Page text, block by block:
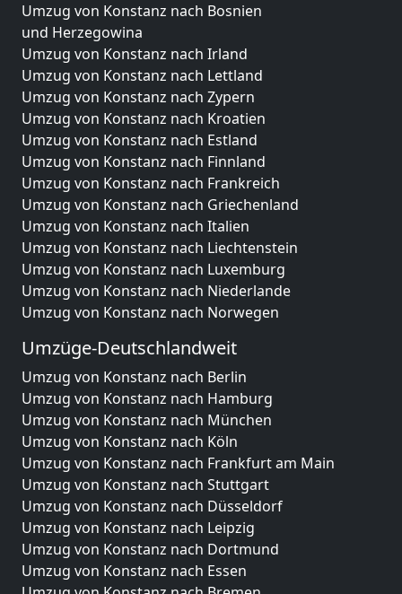
Umzug von Konstanz nach Bosnien
und Herzegowina
Umzug von Konstanz nach Irland
Umzug von Konstanz nach Lettland
Umzug von Konstanz nach Zypern
Umzug von Konstanz nach Kroatien
Umzug von Konstanz nach Estland
Umzug von Konstanz nach Finnland
Umzug von Konstanz nach Frankreich
Umzug von Konstanz nach Griechenland
Umzug von Konstanz nach Italien
Umzug von Konstanz nach Liechtenstein
Umzug von Konstanz nach Luxemburg
Umzug von Konstanz nach Niederlande
Umzug von Konstanz nach Norwegen
Umzüge-Deutschlandweit
Umzug von Konstanz nach Berlin
Umzug von Konstanz nach Hamburg
Umzug von Konstanz nach München
Umzug von Konstanz nach Köln
Umzug von Konstanz nach Frankfurt am Main
Umzug von Konstanz nach Stuttgart
Umzug von Konstanz nach Düsseldorf
Umzug von Konstanz nach Leipzig
Umzug von Konstanz nach Dortmund
Umzug von Konstanz nach Essen